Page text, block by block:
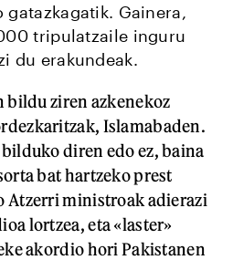
gatazkagatik. Gainera,
tripulatzaile inguru
du erakundeak.
bildu ziren azkenekoz
Islamabaden.
diren edo ez, baina
bat hartzeko prest
Atzerri ministroak adierazi
lortzea, eta «laster»
akordio hori Pakistanen